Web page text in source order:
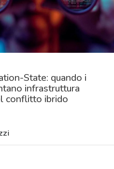
State: quando i
infrastruttura
conflitto ibrido